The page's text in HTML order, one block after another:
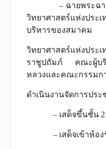
– ฉายพระฉายา
วิทยาศาสตร์แห่งป
บริหารของสมาคม
วิทยาศาสตร์แห่งประ
ราชูปถัมภ์ คณะผู้บริ
หลวงและคณะกรรมก
ดำเนินงานจัดการปร
– เสด็จขึ้นชั้น 2 (
– เสด็จเข้าห้องรั